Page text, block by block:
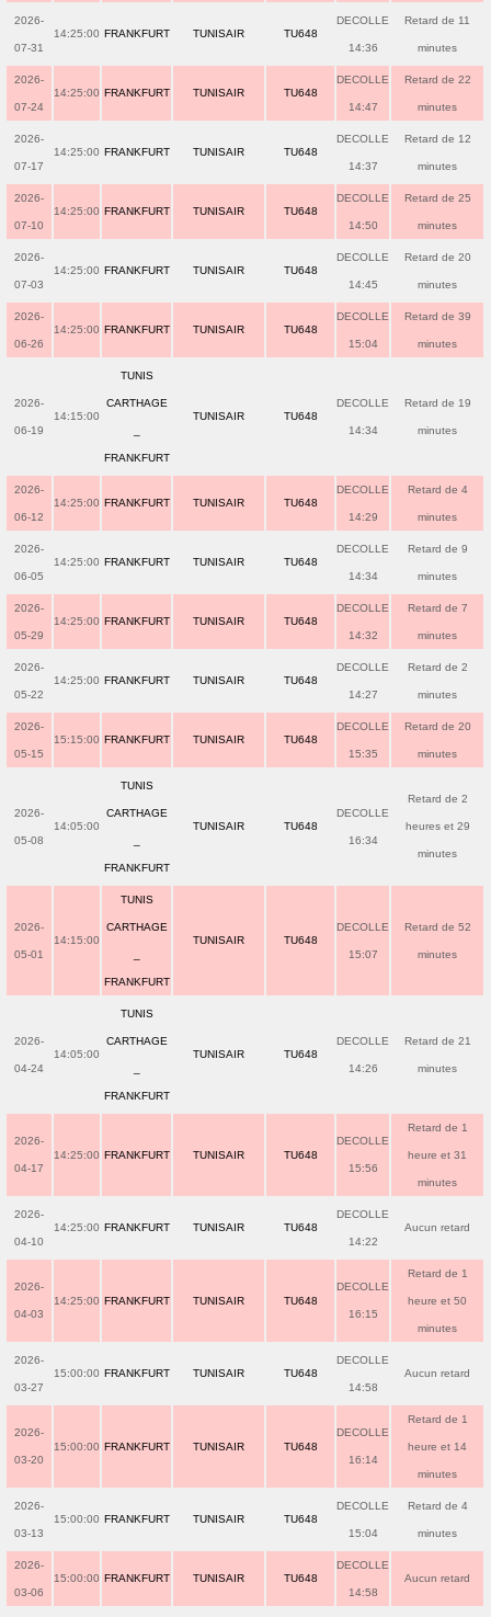
2026-
07-31
14:25:00 FRANKFURT TUNISAIR TU648
DECOLLE
14:36
Retard de 11
minutes
2026-
07-24
14:25:00 FRANKFURT TUNISAIR TU648
DECOLLE
14:47
Retard de 22
minutes
2026-
07-17
14:25:00 FRANKFURT TUNISAIR TU648
DECOLLE
14:37
Retard de 12
minutes
2026-
07-10
14:25:00 FRANKFURT TUNISAIR TU648
DECOLLE
14:50
Retard de 25
minutes
2026-
07-03
14:25:00 FRANKFURT TUNISAIR TU648
DECOLLE
14:45
Retard de 20
minutes
2026-
06-26
14:25:00 FRANKFURT TUNISAIR TU648
DECOLLE
15:04
Retard de 39
minutes
2026-
06-19
14:15:00
TUNIS
CARTHAGE
FRANKFURT
TUNISAIR TU648
DECOLLE
14:34
Retard de 19
minutes
2026-
06-12
14:25:00 FRANKFURT TUNISAIR TU648
DECOLLE
14:29
Retard de 4
minutes
2026-
06-05
14:25:00 FRANKFURT TUNISAIR TU648
DECOLLE
14:34
Retard de 9
minutes
2026-
05-29
14:25:00 FRANKFURT TUNISAIR TU648
DECOLLE
14:32
Retard de 7
minutes
2026-
05-22
14:25:00 FRANKFURT TUNISAIR TU648
DECOLLE
14:27
Retard de 2
minutes
2026-
05-15
15:15:00 FRANKFURT TUNISAIR TU648
DECOLLE
15:35
Retard de 20
minutes
2026-
05-08
14:05:00
TUNIS
CARTHAGE
FRANKFURT
TUNISAIR TU648
DECOLLE
16:34
Retard de 2
heures et 29
minutes
2026-
05-01
14:15:00
TUNIS
CARTHAGE
FRANKFURT
TUNISAIR TU648
DECOLLE
15:07
Retard de 52
minutes
2026-
04-24
14:05:00
TUNIS
CARTHAGE
FRANKFURT
TUNISAIR TU648
DECOLLE
14:26
Retard de 21
minutes
2026-
04-17
14:25:00 FRANKFURT TUNISAIR TU648
DECOLLE
15:56
Retard de 1
heure et 31
minutes
2026-
04-10
14:25:00 FRANKFURT TUNISAIR TU648
DECOLLE
14:22
Aucun retard
2026-
04-03
14:25:00 FRANKFURT TUNISAIR TU648
DECOLLE
16:15
Retard de 1
heure et 50
minutes
2026-
03-27
15:00:00 FRANKFURT TUNISAIR TU648
DECOLLE
14:58
Aucun retard
2026-
03-20
15:00:00 FRANKFURT TUNISAIR TU648
DECOLLE
16:14
Retard de 1
heure et 14
minutes
2026-
03-13
15:00:00 FRANKFURT TUNISAIR TU648
DECOLLE
15:04
Retard de 4
minutes
2026-
03-06
15:00:00 FRANKFURT TUNISAIR TU648
DECOLLE
14:58
Aucun retard